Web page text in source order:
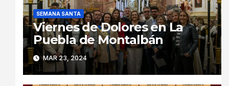
SEMANA SANTA
Viernes de Dolores en La
Puebla de Montalbán
MAR 23, 2024